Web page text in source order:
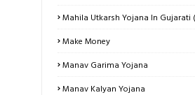
Mahila Utkarsh Yojana In Gujarati
Make Money
Manav Garima Yojana
Manav Kalyan Yojana